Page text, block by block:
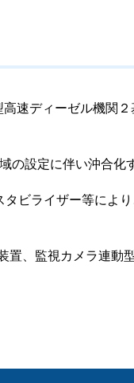
速ディーゼル機関
設定に伴い沖合化
ビライザー等によ
、監視カメラ連動